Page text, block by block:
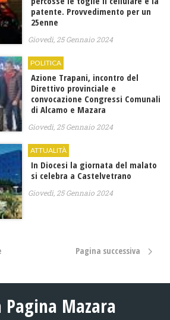
patente. Provvedimento per un
25enne
Giovedì, 25 Gennaio 2024
POLITICA
Azione Trapani, incontro del
Direttivo provinciale e
convocazione Congressi Comunali
di Alcamo e Mazara
Giovedì, 25 Gennaio 2024
ATTUALITÀ
In Diocesi la giornata del malato
si celebra a Castelvetrano
Giovedì, 25 Gennaio 2024
Pagina successiva
Pagina Mazara